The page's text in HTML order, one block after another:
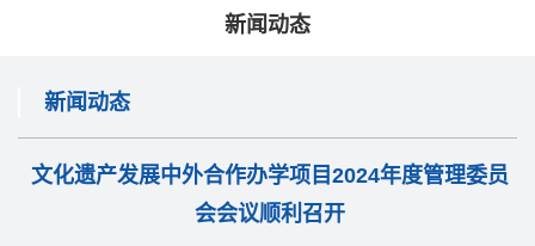
新闻动态
新闻动态
文化遗产发展中外合作办学项目2024年度管理委员
会会议顺利召开